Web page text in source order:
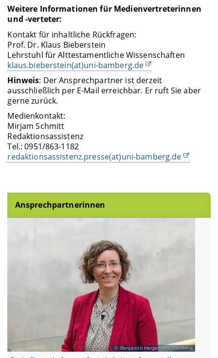
Weitere Informationen für Medienvertreterinnen
und -verteter:
Kontakt für inhaltliche Rückfragen:
Prof. Dr. Klaus Bieberstein
Lehrstuhl für Alttestamentliche Wissenschaften
klaus.bieberstein(at)uni-bamberg.de
Hinweis: Der Ansprechpartner ist derzeit
ausschließlich per E-Mail erreichbar. Er ruft Sie aber
gerne zurück.
Medienkontakt:
Mirjam Schmitt
Redaktionsassistenz
Tel.: 0951/863-1182
redaktionsassistenz.presse(at)uni-bamberg.de
Ansprechpartnerinnen
Benjamin Herges/Uni Bamberg